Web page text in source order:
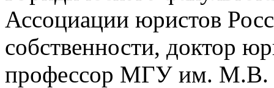
Ассоциации юристов
собственности, доктор
профессор МГУ им. М.В.